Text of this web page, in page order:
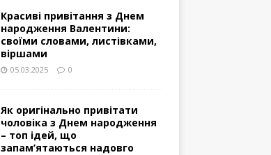
Красиві привітання з Днем
народження Валентини:
своїми словами, листівками,
віршами
05.03.2025 0
Як оригінально привітати
чоловіка з Днем народження
– топ ідей, що
запам’ятаються надовго